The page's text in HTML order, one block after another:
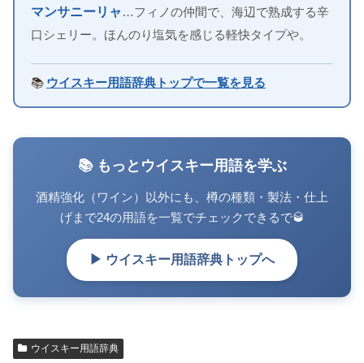
マンサニーリャ …フィノの仲間で、海辺で熟成する辛
口シェリー。ほんのり塩気を感じる軽快タイプや。
📚 ウイスキー用語辞典トップで一覧を見る
📚 もっとウイスキー用語を学ぶ
酒精強化（ワイン）以外にも、樽の種類・製法・仕上
げまで24の用語を一覧でチェックできるで🥃
▶ ウイスキー用語辞典トップへ
ウイスキー用語辞典